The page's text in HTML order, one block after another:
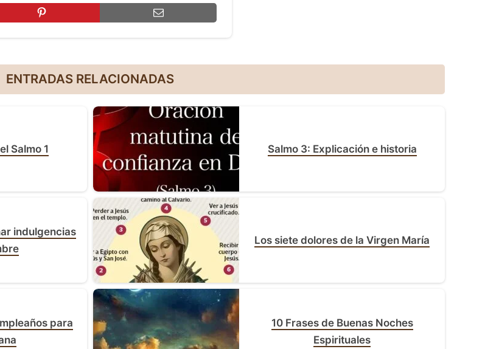
ENTRADAS RELACIONADAS
Salmo 1 Salmo 3: Explicación e historia
indulgencias
Los siete dolores de la Virgen María
para
10 Frases de Buenas Noches
Espirituales